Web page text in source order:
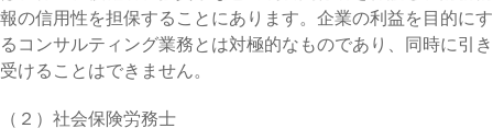
報の信用性を担保することにあります。企業の利益を目的にす
るコンサルティング業務とは対極的なものであり、同時に引き
受けることはできません。
（２）社会保険労務士